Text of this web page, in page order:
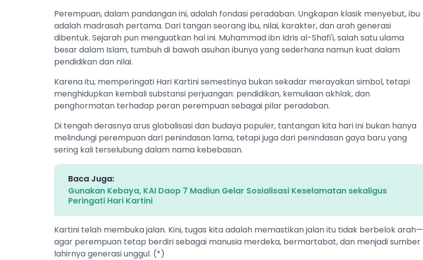
Perempuan, dalam pandangan ini, adalah fondasi peradaban. Ungkapan klasik menyebut, ibu
adalah madrasah pertama. Dari tangan seorang ibu, nilai, karakter, dan arah generasi
dibentuk. Sejarah pun menguatkan hal ini. Muhammad ibn Idris al-Shafi'i, salah satu ulama
besar dalam Islam, tumbuh di bawah asuhan ibunya yang sederhana namun kuat dalam
pendidikan dan nilai.
Karena itu, memperingati Hari Kartini semestinya bukan sekadar merayakan simbol, tetapi
menghidupkan kembali substansi perjuangan: pendidikan, kemuliaan akhlak, dan
penghormatan terhadap peran perempuan sebagai pilar peradaban.
Di tengah derasnya arus globalisasi dan budaya populer, tantangan kita hari ini bukan hanya
melindungi perempuan dari penindasan lama, tetapi juga dari penindasan gaya baru yang
sering kali terselubung dalam nama kebebasan.
Baca Juga:
Gunakan Kebaya, KAI Daop 7 Madiun Gelar Sosialisasi Keselamatan sekaligus
Peringati Hari Kartini
Kartini telah membuka jalan. Kini, tugas kita adalah memastikan jalan itu tidak berbelok arah—
agar perempuan tetap berdiri sebagai manusia merdeka, bermartabat, dan menjadi sumber
lahirnya generasi unggul. (*)